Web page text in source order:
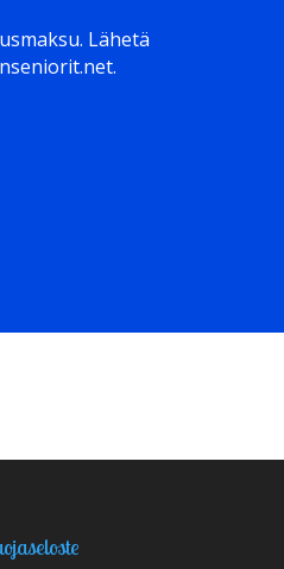
Lähetä